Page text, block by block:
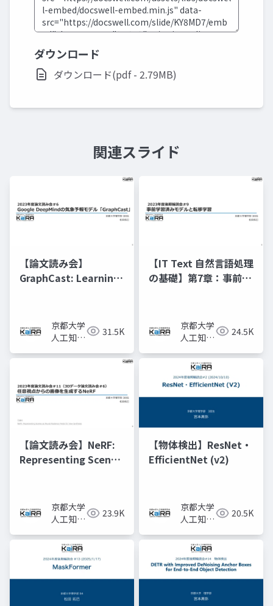
ダウンロード
ダウンロード(pdf - 2.79MB)
関連スライド
【論文読み会】
GraphCast: Learning
weather forecasting
京都大学
人工知能
KaiRA
31.5K
【IT Text 自然言語処理
の基礎】第7章：事前学
京都大学
人工知能
KaiRA
24.5K
【論文読み会】NeRF:
Representing Scenes
Synthesis京都大学
人工知能
KaiRA
23.9K
【物体検出】ResNet・
EfficientNet (v2)
京都大学
人工知能
KaiRA
20.5K